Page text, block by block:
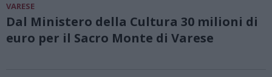
VARESE
Dal Ministero della Cultura 30 milioni di
euro per il Sacro Monte di Varese